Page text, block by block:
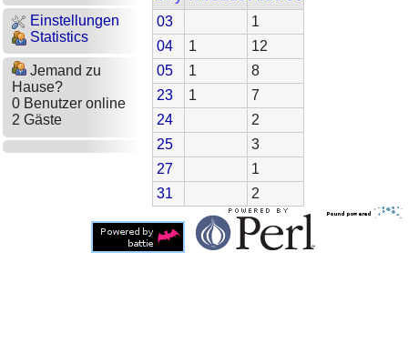
Einstellungen
Statistics
Jemand zu
Hause?
0 Benutzer online
2 Gäste
03
1
04
1
12
05
1
8
23
1
7
24
2
25
3
27
1
31
2